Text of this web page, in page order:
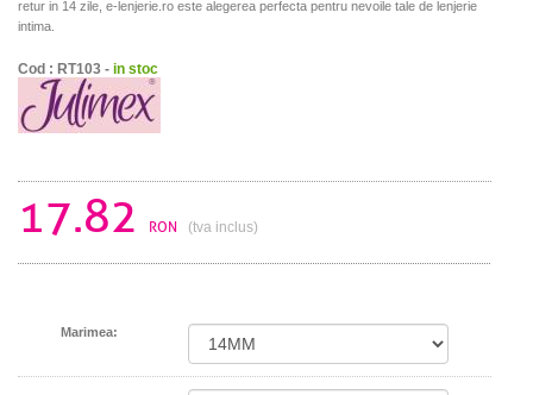
retur in 14 zile, e-lenjerie.ro este alegerea perfecta pentru nevoile tale de lenjerie
intima.
Cod : RT103 - in stoc
17.82 RON (tva inclus)
Marimea: